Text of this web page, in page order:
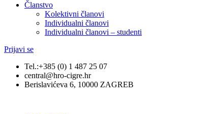
Članstvo
Kolektivni članovi
Individualni članovi
Individualni članovi – studenti
Prijavi se
Tel.:+385 (0) 1 487 25 07
central@hro-cigre.hr
Berislavićeva 6, 10000 ZAGREB